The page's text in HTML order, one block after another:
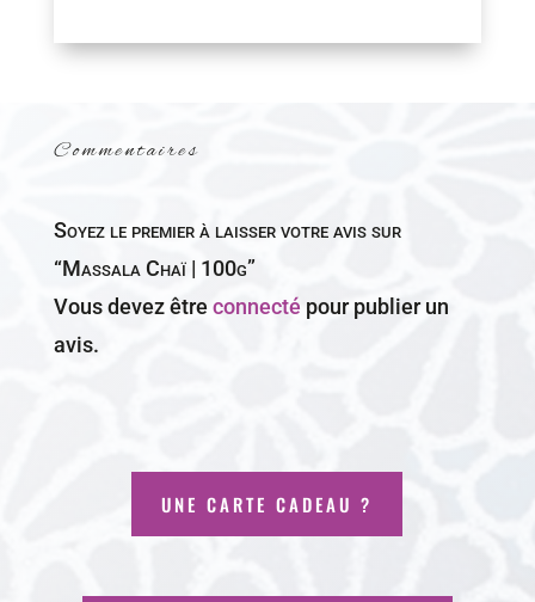
Commentaires
Soyez le premier à laisser votre avis sur
“Massala Chaï | 100g”
Vous devez êtreconnecté pour publier un
avis.
UNE CARTE CADEAU ?